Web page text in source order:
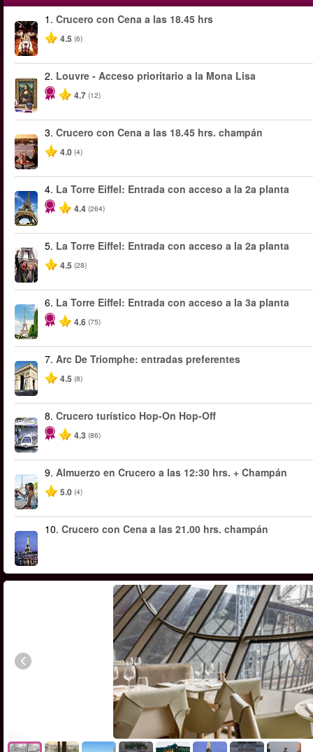
1. Crucero con Cena a las 18.45 hrs
4.5 (6)
2. Louvre - Acceso prioritario a la Mona Lisa
4.7 (12)
3. Crucero con Cena a las 18.45 hrs. champán
4.0 (4)
4. La Torre Eiffel: Entrada con acceso a la 2a planta
4.4 (264)
5. La Torre Eiffel: Entrada con acceso a la 2a planta
4.5 (28)
6. La Torre Eiffel: Entrada con acceso a la 3a planta
4.6 (75)
7. Arc De Triomphe: entradas preferentes
4.5 (8)
8. Crucero turístico Hop-On Hop-Off
4.3 (86)
9. Almuerzo en Crucero a las 12:30 hrs. + Champán
5.0 (4)
10. Crucero con Cena a las 21.00 hrs. champán